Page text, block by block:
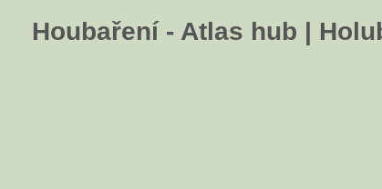
Houbaření - Atlas hub |